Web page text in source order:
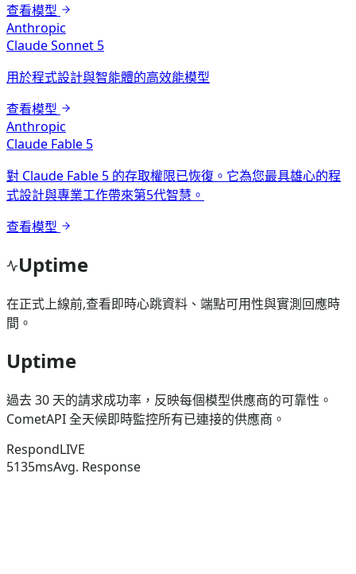
查看模型
Anthropic
Claude Sonnet 5
用於程式設計與智能體的高效能模型
查看模型
Anthropic
Claude Fable 5
對 Claude Fable 5 的存取權限已恢復。它為您最具雄心的程
式設計與專業工作帶來第5代智慧。
查看模型
Uptime
在正式上線前,查看即時心跳資料、端點可用性與實測回應時
間。
Uptime
過去 30 天的請求成功率，反映每個模型供應商的可靠性。
CometAPI 全天候即時監控所有已連接的供應商。
RespondLIVE
5135msAvg. Response